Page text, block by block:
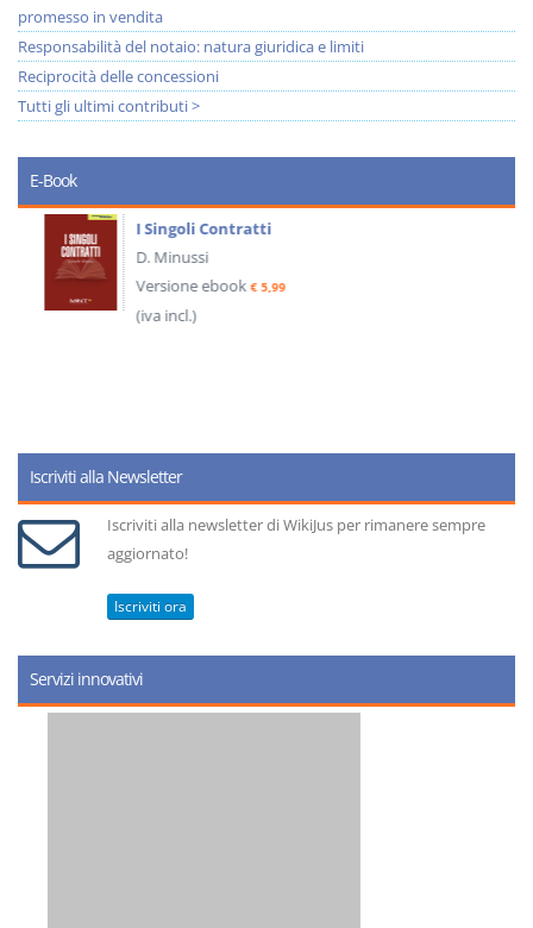
promesso in vendita
Responsabilità del notaio: natura giuridica e limiti
Reciprocità delle concessioni
Tutti gli ultimi contributi >
E-Book
I Singoli Contratti
D. Minussi
Versione ebook€ 5,99
(iva incl.)
Iscriviti alla Newsletter
Iscriviti alla newsletter di WikiJus per rimanere sempre
aggiornato!
Iscriviti ora
Servizi innovativi